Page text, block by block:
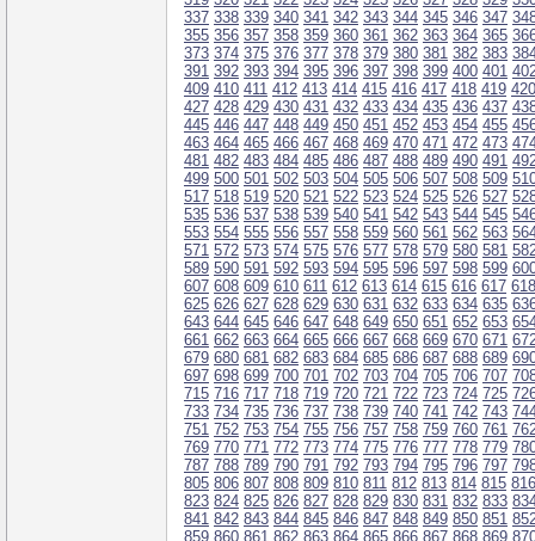
337 338 339 340 341 342 343 344 345 346 347
355 356 357 358 359 360 361 362 363 364 365
373 374 375 376 377 378 379 380 381 382 383
391 392 393 394 395 396 397 398 399 400 401
409 410 411 412 413 414 415 416 417 418 419 420
427 428 429 430 431 432 433 434 435 436 437
445 446 447 448 449 450 451 452 453 454 455
463 464 465 466 467 468 469 470 471 472 473
481 482 483 484 485 486 487 488 489 490 491
499 500 501 502 503 504 505 506 507 508 509
517 518 519 520 521 522 523 524 525 526 527
535 536 537 538 539 540 541 542 543 544 545
553 554 555 556 557 558 559 560 561 562 563
571 572 573 574 575 576 577 578 579 580 581
589 590 591 592 593 594 595 596 597 598 599
607 608 609 610 611 612 613 614 615 616 617 618
625 626 627 628 629 630 631 632 633 634 635
643 644 645 646 647 648 649 650 651 652 653
661 662 663 664 665 666 667 668 669 670 671
679 680 681 682 683 684 685 686 687 688 689
697 698 699 700 701 702 703 704 705 706 707
715 716 717 718 719 720 721 722 723 724 725
733 734 735 736 737 738 739 740 741 742 743
751 752 753 754 755 756 757 758 759 760 761
769 770 771 772 773 774 775 776 777 778 779
787 788 789 790 791 792 793 794 795 796 797
805 806 807 808 809 810 811 812 813 814 815 816
823 824 825 826 827 828 829 830 831 832 833
841 842 843 844 845 846 847 848 849 850 851
859 860 861 862 863 864 865 866 867 868 869